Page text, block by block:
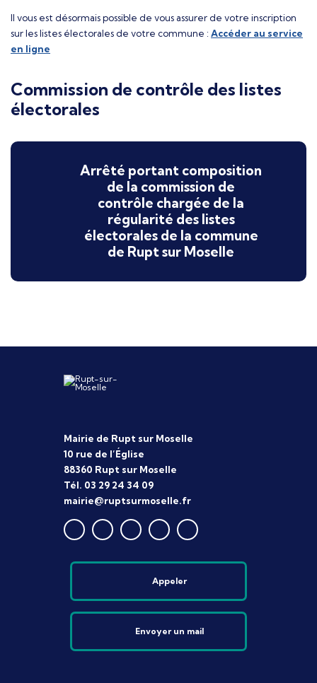
Il vous est désormais possible de vous assurer de votre inscription
sur les listes électorales de votre commune : Accéder au service
en ligne
Commission de contrôle des listes
électorales
Arrêté portant composition
de la commission de
contrôle chargée de la
régularité des listes
électorales de la commune
de Rupt sur Moselle
Mairie de Rupt sur Moselle
10 rue de l’Église
88360 Rupt sur Moselle
Tél. 03 29 24 34 09
mairie@ruptsurmoselle.fr
Appeler
Envoyer un mail